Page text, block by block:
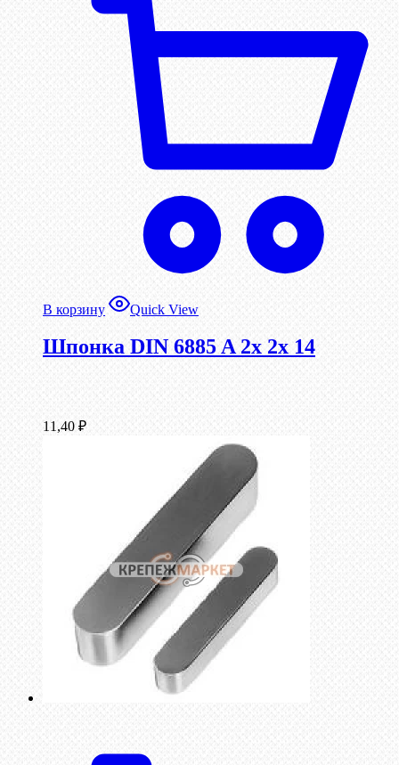
В корзину Quick View
Шпонка DIN 6885 A 2x 2x 14
11,40 ₽